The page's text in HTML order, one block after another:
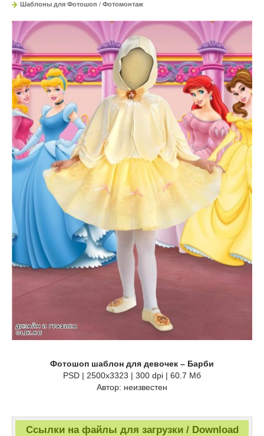
Шаблоны для Фотошоп / Фотомонтаж
Фотошоп шаблон для девочек – Барби
PSD | 2500x3323 | 300 dpi | 60.7 Мб
Автор: неизвестен
Ссылки на файлы для загрузки / Download